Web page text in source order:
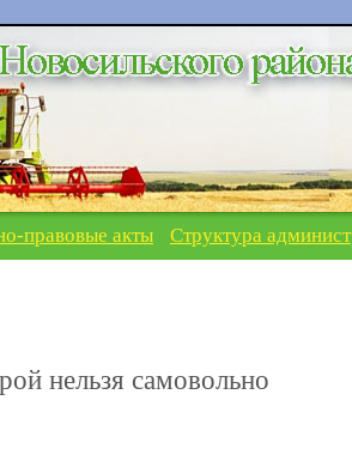
правовые акты Структура
нельзя самовольно